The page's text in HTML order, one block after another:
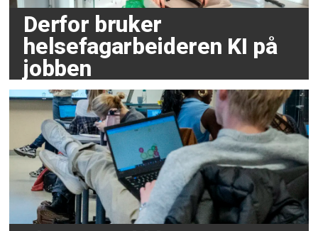
Derfor bruker
helsefagarbeideren KI på
jobben